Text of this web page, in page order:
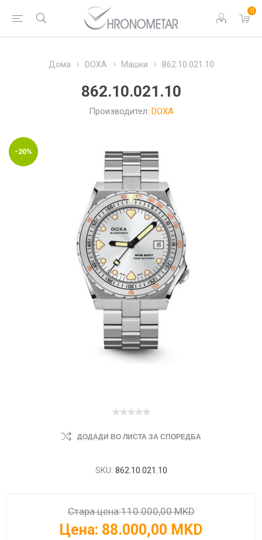
0
Дома DOXA Машки 862.10.021.10
862.10.021.10
Производител: DOXA
-20%
ДОДАДИ ВО ЛИСТА ЗА СПОРЕДБА
SKU: 862.10.021.10
Стара цена:110.000,00 MKD
Цена: 88.000,00 MKD